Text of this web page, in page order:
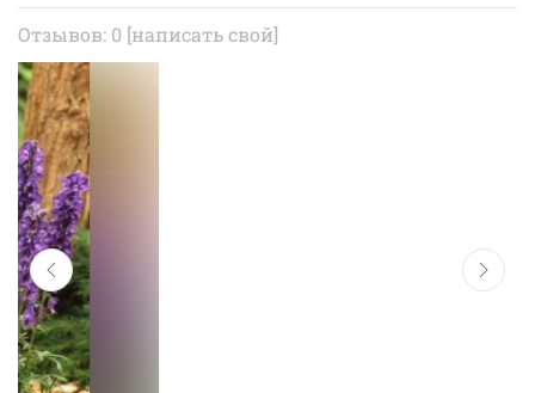
Отзывов: 0 [написать свой]